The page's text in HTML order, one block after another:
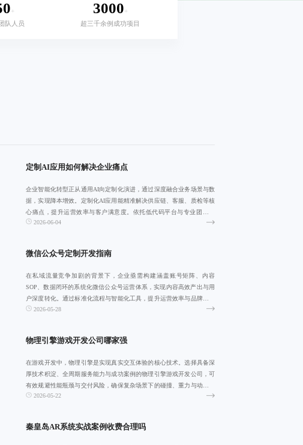
+
队人员
3000+
超三千余例成功项目
定制AI应用如何解决企业痛点
企业智能化转型正从通用AI向定制化演进，通过深度融合业务场景与数
据，实现降本增效。定制化AI应用能精准解决供应链、客服、质检等核
心痛点，提升运营效率与客户满意度。依托低代码平台与专业团队协
作，中小企业
2026-06-04
微信公众号定制开发指南
在私域流量竞争加剧的背景下，企业亟需构建涵盖账号矩阵、内容
SOP、数据闭环的系统化微信公众号运营体系，实现内容高效产出与用
户深度转化。通过标准化流程与智能化工具，提升运营效率与品牌资产
积累，推动私域生
2026-05-28
物理引擎游戏开发公司哪家强
在游戏开发中，物理引擎是实现真实交互体验的核心技术。选择具备深
厚技术积淀、全周期服务能力与成功案例的物理引擎游戏开发公司，可
有效规避性能瓶颈与交付风险，确保复杂场景下的碰撞、重力与动态响
应精准可靠。
2026-05-22
秦皇岛AR系统实战案例收费合理吗